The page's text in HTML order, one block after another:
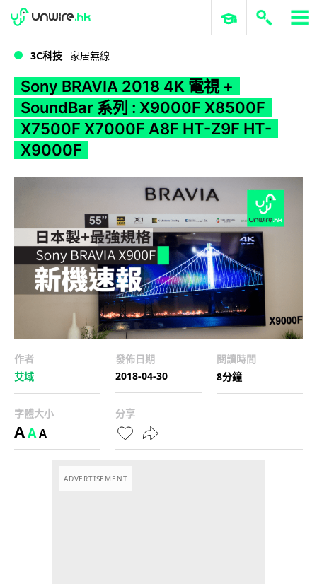
WWDC 2026 ERP 與商業 AI
3C科技 家居無線
Sony BRAVIA 2018 4K 電視 +
SoundBar 系列 : X9000F X8500F
X7500F X7000F A8F HT-Z9F HT-
X9000F
作者
艾域
發佈日期
2018-04-30
閱讀時間
8分鐘
字體大小
AAA
分享
ADVERTISEMENT